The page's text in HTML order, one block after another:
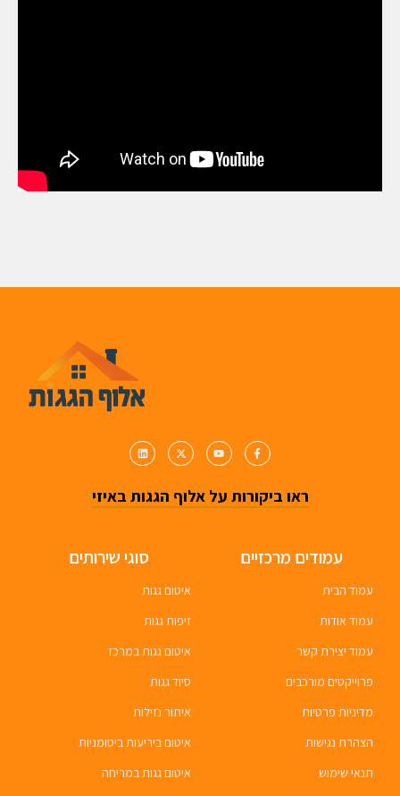
ראו ביקורות על אלוף הגגות באיזי
עמודים מרכזיים
עמוד הבית
עמוד אודות
עמוד יצירת קשר
פרוייקטים מורכבים
מדיניות פרטיות
הצהרת נגישות
תנאי שימוש
סוגי שירותים
איטום גגות
זיפות גגות
איטום גגות במרכז
סיוד גגות
איתור נזילות
איטום ביריעות ביטומניות
איטום גגות במריחה